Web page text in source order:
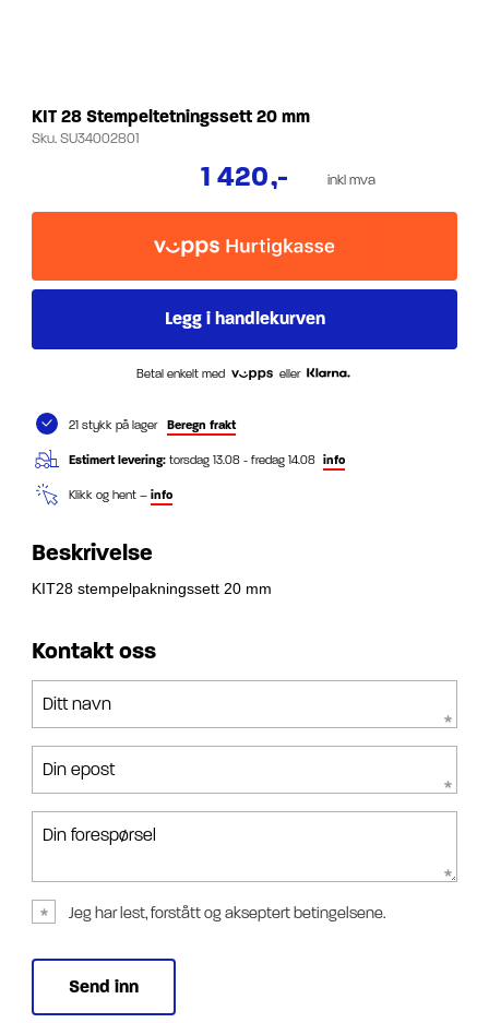
KIT 28 Stempeltetningssett 20 mm
Sku.SU34002801
1 420,- inkl mva
Betal enkelt med eller
21 stykk på lager Beregn frakt
Estimert levering: torsdag 13.08 - fredag 14.08 info
Klikk og hent – info
Beskrivelse
KIT28 stempelpakningssett 20 mm
Kontakt oss
Ditt navn
Din epost
Din forespørsel
Jeg har lest, forstått og akseptert betingelsene.